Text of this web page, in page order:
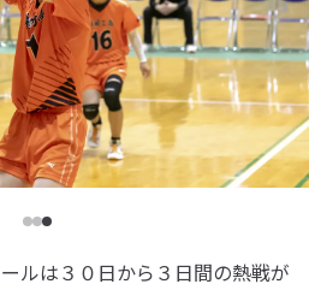
ルは３０日から３日間の熱戦が